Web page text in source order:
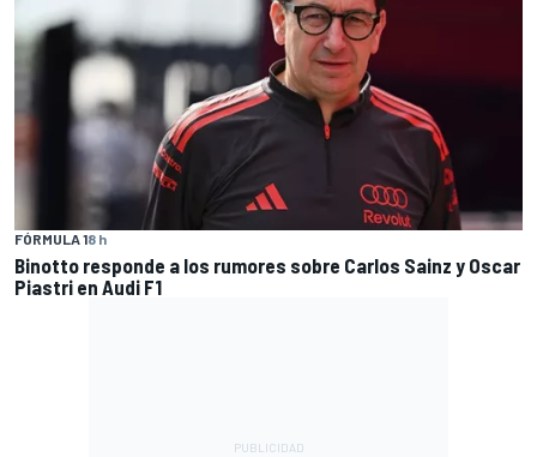
FÓRMULA 18 h
Binotto responde a los rumores sobre Carlos Sainz y Oscar
Piastri en Audi F1